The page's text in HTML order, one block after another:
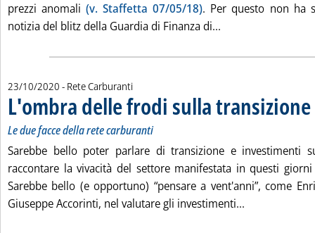
prezzi anomali(v. Staffetta 07/05/18). Per questo non ha
notizia del blitz della Guardia di Finanza di...
23/10/2020 - Rete Carburanti
L'ombra delle frodi sulla transizione
Le due facce della rete carburanti
Sarebbe bello poter parlare di transizione e investimenti
raccontare la vivacità del settore manifestata in questi
Sarebbe bello (e opportuno) “pensare a vent'anni”, come
Giuseppe Accorinti, nel valutare gli investimenti...